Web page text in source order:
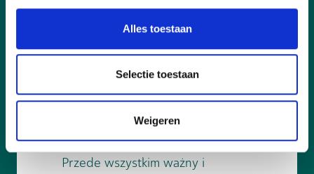
Alles toestaan
Selectie toestaan
Weigeren
Często Zadawane Pytania
Co mam zabrać ze sobą do Holandii,
gdy znalazłem pracę?
Przede wszystkim ważny i